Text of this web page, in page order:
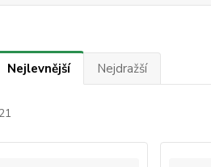
Nejlevnější Nejdražší